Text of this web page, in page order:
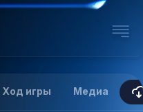
Ход игры Медиа